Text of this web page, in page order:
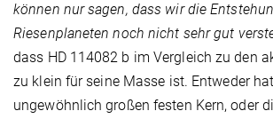
können nur sagen, dass wir die
Riesenplaneten noch nicht sehr gut
dass HD 114082 b im Vergleich zu den
zu klein für seine Masse ist. Entweder
ungewöhnlich großen festen Kern, oder